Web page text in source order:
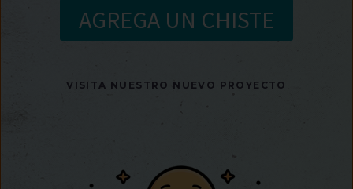
AGREGA UN CHISTE
VISITA NUESTRO NUEVO PROYECTO